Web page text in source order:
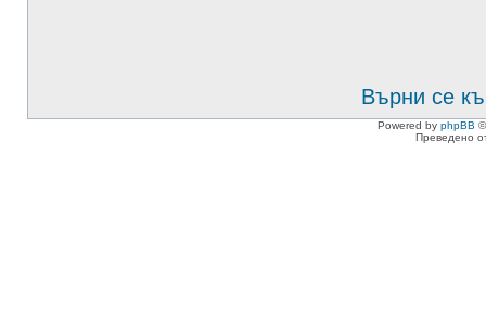
Върни се
Powered by phpBB
Преведено